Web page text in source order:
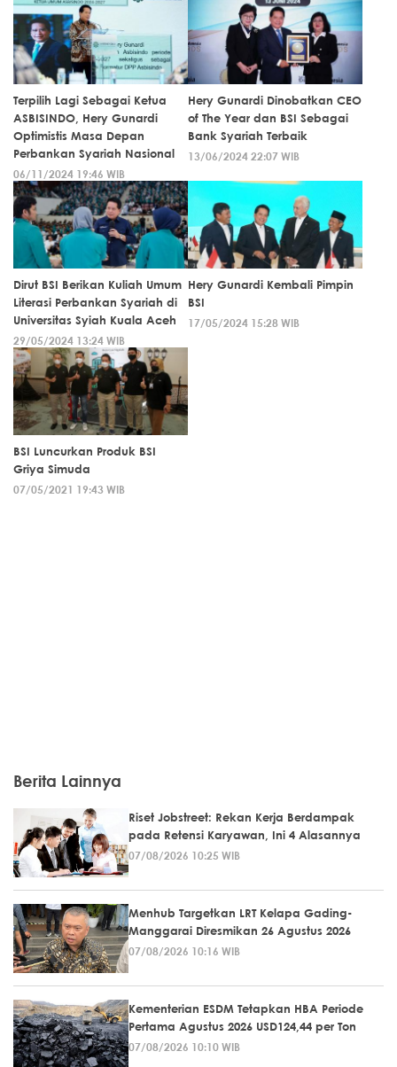
Terpilih Lagi Sebagai Ketua
ASBISINDO, Hery Gunardi
Optimistis Masa Depan
Perbankan Syariah Nasional
06/11/2024 19:46 WIB
Hery Gunardi Dinobatkan CEO
of The Year dan BSI Sebagai
Bank Syariah Terbaik
13/06/2024 22:07 WIB
Dirut BSI Berikan Kuliah Umum
Literasi Perbankan Syariah di
Universitas Syiah Kuala Aceh
29/05/2024 13:24 WIB
Hery Gunardi Kembali Pimpin
BSI
17/05/2024 15:28 WIB
BSI Luncurkan Produk BSI
Griya Simuda
07/05/2021 19:43 WIB
Berita Lainnya
Riset Jobstreet: Rekan Kerja Berdampak
pada Retensi Karyawan, Ini 4 Alasannya
07/08/2026 10:25 WIB
Menhub Targetkan LRT Kelapa Gading-
Manggarai Diresmikan 26 Agustus 2026
07/08/2026 10:16 WIB
Kementerian ESDM Tetapkan HBA Periode
Pertama Agustus 2026 USD124,44 per Ton
07/08/2026 10:10 WIB